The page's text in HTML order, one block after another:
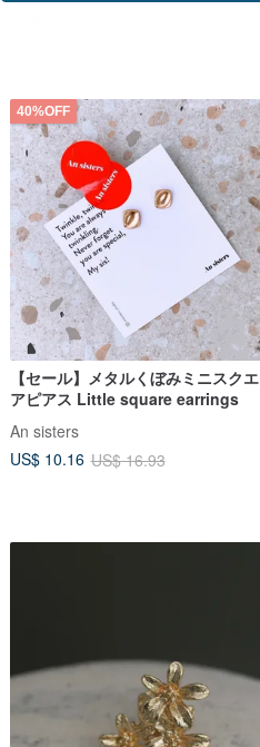
40%OFF
【セール】メタルくぼみミニスクエ
アピアス Little square earrings
An sisters
US$ 10.16 US$ 16.93